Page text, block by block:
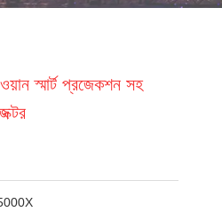
স্মার্ট প্রজেকশন সহ